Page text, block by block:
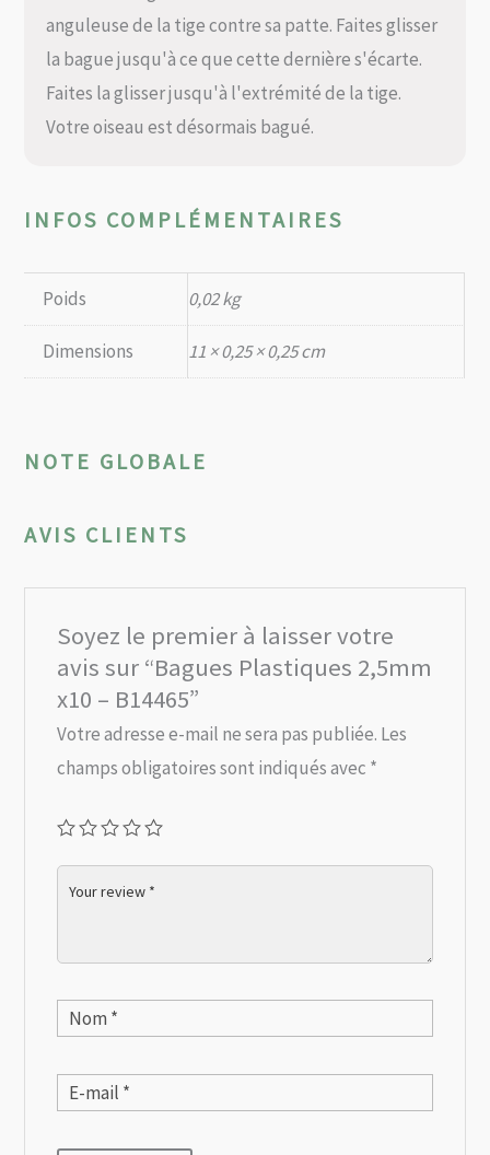
anguleuse de la tige contre sa patte. Faites glisser
la bague jusqu'à ce que cette dernière s'écarte.
Faites la glisser jusqu'à l'extrémité de la tige.
Votre oiseau est désormais bagué.
INFOS COMPLÉMENTAIRES
Poids 0,02 kg
Dimensions 11 × 0,25 × 0,25 cm
NOTE GLOBALE
AVIS CLIENTS
Soyez le premier à laisser votre
avis sur “Bagues Plastiques 2,5mm
x10 – B14465”
Votre adresse e-mail ne sera pas publiée. Les
champs obligatoires sont indiqués avec *